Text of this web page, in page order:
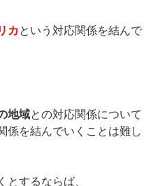
カという対応関係を結んで
地域との対応関係について
係を結んでいくことは難し
するならば、